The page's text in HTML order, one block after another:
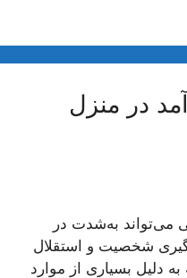
در منزل
می‌تواند به‌شدت در
شخصیت و استقلال
به دلیل بسیاری از موارد